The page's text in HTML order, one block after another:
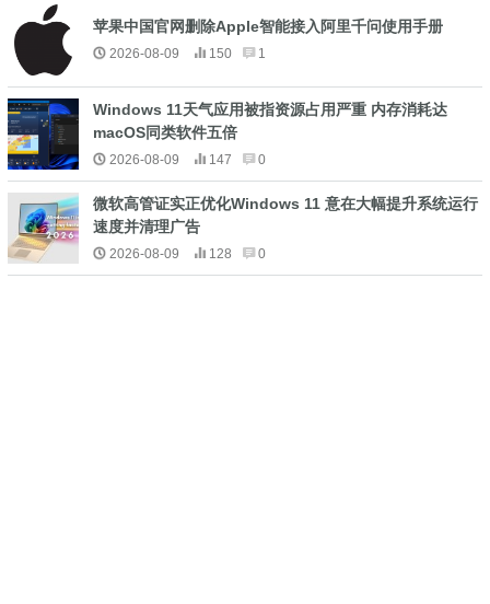
苹果中国官网删除Apple智能接入阿里千问使用手册
2026-08-09 150 1
Windows 11天气应用被指资源占用严重 内存消耗达
macOS同类软件五倍
2026-08-09 147 0
微软高管证实正优化Windows 11 意在大幅提升系统运行
速度并清理广告
2026-08-09 128 0